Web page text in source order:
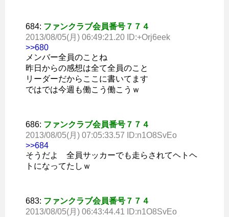
684: ファンクラブ会員番号７７４
2013/08/05(月) 06:49:21.20 ID:+Orj6eek
>>680
メンバー全員のことね
昨日からの感想は全て全員のこと
リーダーだからここに書いてます
ではでは今週も働こう働こうｗ
686: ファンクラブ会員番号７７４
2013/08/05(月) 07:05:33.57 ID:n1O8SvEo
>>684
そうだよ 全員サッカーでも走らされてヘトヘ
トになってたしｗ
683: ファンクラブ会員番号７７４
2013/08/05(月) 06:43:44.41 ID:n1O8SvEo